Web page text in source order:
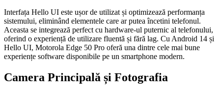
Interfața Hello UI este ușor de utilizat și optimizează performanța
sistemului, eliminând elementele care ar putea încetini telefonul.
Aceasta se integrează perfect cu hardware-ul puternic al telefonului,
oferind o experiență de utilizare fluentă și fără lag. Cu Android 14 și
Hello UI, Motorola Edge 50 Pro oferă una dintre cele mai bune
experiențe software disponibile pe un smartphone modern.
Camera Principală și Fotografia